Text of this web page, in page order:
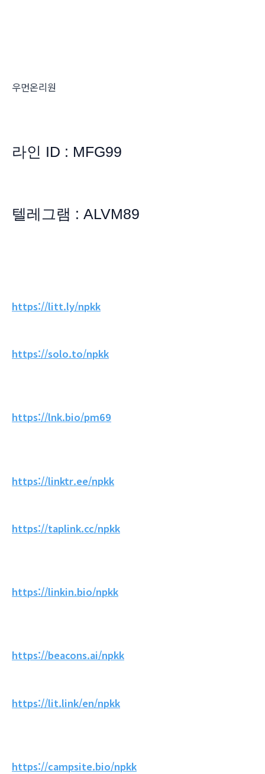
우먼온리원
라인 ID : MFG99
텔레그램 : ALVM89
https://litt.ly/npkk
https://solo.to/npkk
https://lnk.bio/pm69
https://linktr.ee/npkk
https://taplink.cc/npkk
https://linkin.bio/npkk
https://beacons.ai/npkk
https://lit.link/en/npkk
https://campsite.bio/npkk